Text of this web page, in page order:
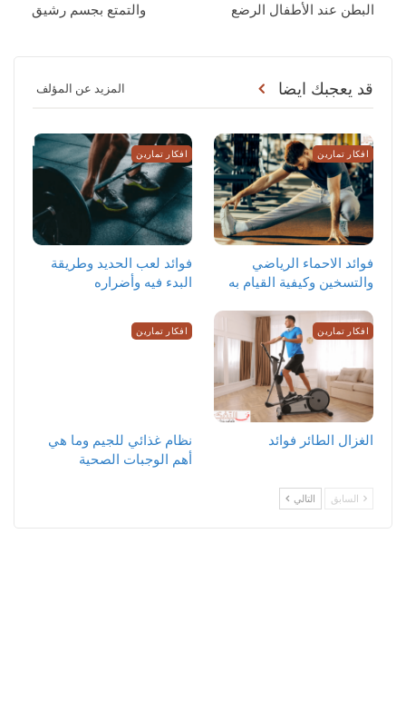
البطن عند الأطفال الرضع
والتمتع بجسم رشيق
قد يعجبك ايضا المزيد عن المؤلف
افكار تمارين
‏فوائد الاحماء الرياضي
والتسخين وكيفية القيام به
افكار تمارين
فوائد لعب الحديد وطريقة
البدء فيه وأضراره
افكار تمارين
الغزال الطائر فوائد
افكار تمارين
نظام غذائي للجيم وما هي
أهم الوجبات الصحية
السابق التالي